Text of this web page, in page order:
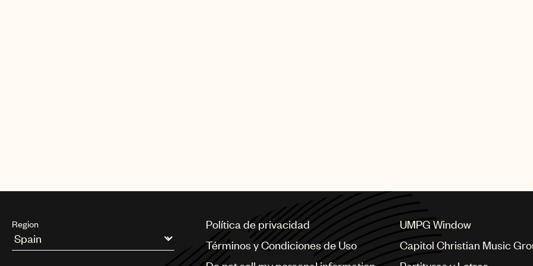
Region
Argentina
Política de privacidad
Términos y Condiciones de Uso
UMPG Window
Capitol Christian Music